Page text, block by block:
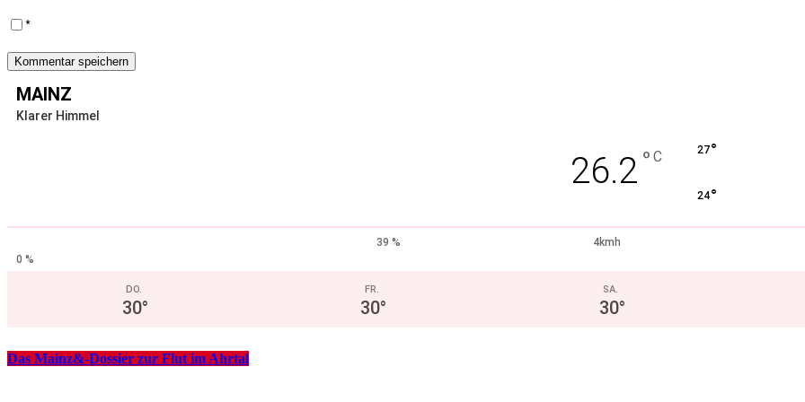
*
MAINZ
Klarer Himmel
26.2 ° C 27°
24°
39 %
4kmh
0 %
DO.
30°
FR.
30°
SA.
30°
Das Mainz&-Dossier zur Flut im Ahrtal